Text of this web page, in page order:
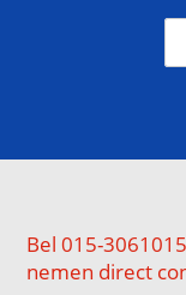
Bel 015-
nemen direct